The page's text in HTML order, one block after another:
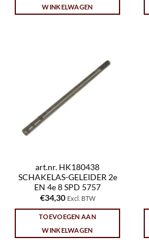
WINKELWAGEN
art.nr. HK180438
SCHAKELAS-GELEIDER 2e
EN 4e 8 SPD 5757
€34,30 Excl. BTW
TOEVOEGEN AAN
WINKELWAGEN